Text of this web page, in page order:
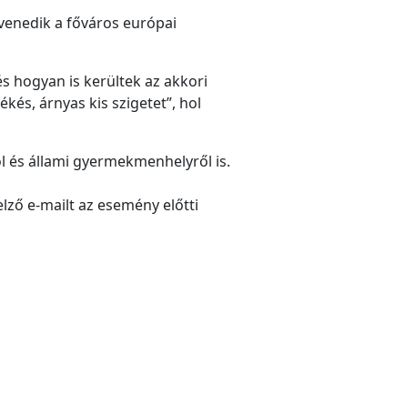
a főváros európai
hogyan is kerültek az akkori
árnyas kis szigetet”, hol
állami gyermekmenhelyről is.
e-mailt az esemény előtti